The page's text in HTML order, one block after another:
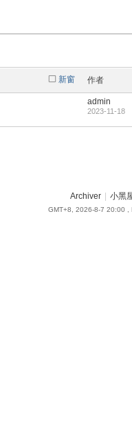
新窗 作者
admin
2023-11-18
Archiver 小黑
GMT+8, 2026-8-7 20:00 ,